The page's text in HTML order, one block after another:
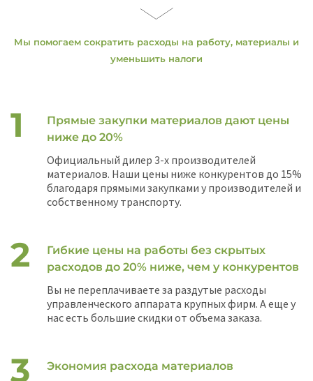
Мы помогаем сократить расходы на работу, материалы и
уменьшить налоги
Прямые закупки материалов дают цены
ниже до 20%
Официальный дилер 3-х производителей
материалов. Наши цены ниже конкурентов до 15%
благодаря прямыми закупками у производителей и
собственному транспорту.
Гибкие цены на работы без скрытых
расходов до 20% ниже, чем у конкурентов
Вы не переплачиваете за раздутые расходы
управленческого аппарата крупных фирм. А еще у
нас есть большие скидки от объема заказа.
Экономия расхода материалов